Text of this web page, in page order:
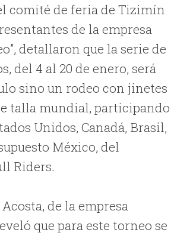
comité de feria de Tizimín
de la empresa
detallaron que la serie de
del 4 al 20 de enero, será
sino un rodeo con jinetes
talla mundial, participando
Unidos, Canadá, Brasil,
México, del
Riders.
de la empresa
que para este torneo se